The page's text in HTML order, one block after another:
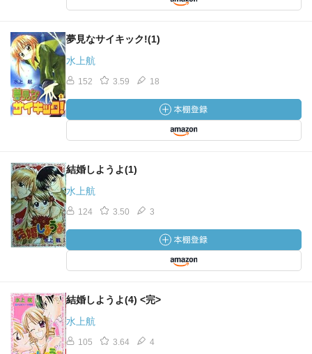
夢見なサイキック!(1)
水上航
152 3.59 18
結婚しようよ(1)
水上航
124 3.50 3
結婚しようよ(4) <完>
水上航
105 3.64 4